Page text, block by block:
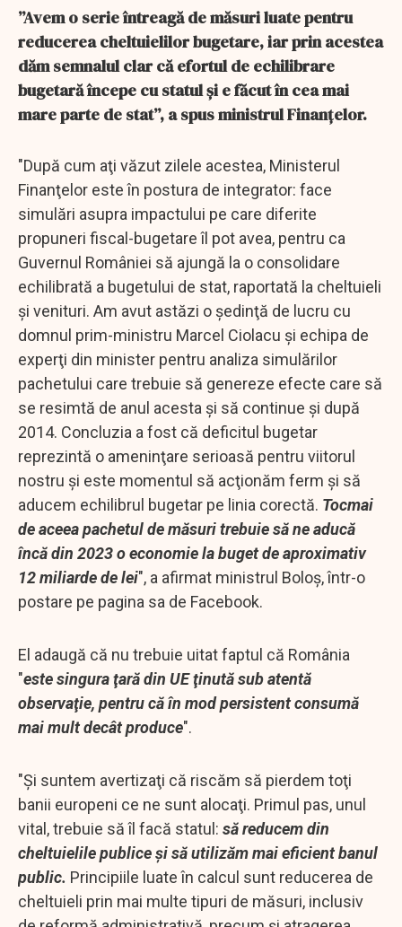
”Avem o serie întreagă de măsuri luate pentru
reducerea cheltuielilor bugetare, iar prin acestea
dăm semnalul clar că efortul de echilibrare
bugetară începe cu statul şi e făcut în cea mai
mare parte de stat”, a spus ministrul Finanțelor.
"După cum aţi văzut zilele acestea, Ministerul
Finanţelor este în postura de integrator: face
simulări asupra impactului pe care diferite
propuneri fiscal-bugetare îl pot avea, pentru ca
Guvernul României să ajungă la o consolidare
echilibrată a bugetului de stat, raportată la cheltuieli
şi venituri. Am avut astăzi o şedinţă de lucru cu
domnul prim-ministru Marcel Ciolacu şi echipa de
experţi din minister pentru analiza simulărilor
pachetului care trebuie să genereze efecte care să
se resimtă de anul acesta şi să continue şi după
2014. Concluzia a fost că deficitul bugetar
reprezintă o ameninţare serioasă pentru viitorul
nostru şi este momentul să acţionăm ferm şi să
aducem echilibrul bugetar pe linia corectă. Tocmai
de aceea pachetul de măsuri trebuie să ne aducă
încă din 2023 o economie la buget de aproximativ
12 miliarde de lei", a afirmat ministrul Boloş, într-o
postare pe pagina sa de Facebook.
El adaugă că nu trebuie uitat faptul că România
"este singura ţară din UE ţinută sub atentă
observaţie, pentru că în mod persistent consumă
mai mult decât produce".
"Şi suntem avertizaţi că riscăm să pierdem toţi
banii europeni ce ne sunt alocaţi. Primul pas, unul
vital, trebuie să îl facă statul: să reducem din
cheltuielile publice şi să utilizăm mai eficient banul
public. Principiile luate în calcul sunt reducerea de
cheltuieli prin mai multe tipuri de măsuri, inclusiv